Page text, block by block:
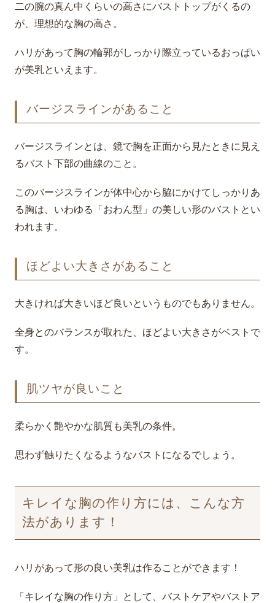
二の腕の真ん中くらいの高さにバストトップがくるの
が、理想的な胸の高さ。
ハリがあって胸の輪郭がしっかり際立っているおっぱい
が美乳といえます。
バージスラインがあること
バージスラインとは、鏡で胸を正面から見たときに見え
るバスト下部の曲線のこと。
このバージスラインが体中心から脇にかけてしっかりあ
る胸は、いわゆる「おわん型」の美しい形のバストとい
われます。
ほどよい大きさがあること
大きければ大きいほど良いというものでもありません。
全身とのバランスが取れた、ほどよい大きさがベストで
す。
肌ツヤが良いこと
柔らかく艶やかな肌質も美乳の条件。
思わず触りたくなるようなバストになるでしょう。
キレイな胸の作り方には、こんな方
法があります！
ハリがあって形の良い美乳は作ることができます！
「キレイな胸の作り方」として、バストケアやバストア